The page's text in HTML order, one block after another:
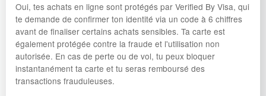
Oui, tes achats en ligne sont protégés par Verified By Visa, qui
te demande de confirmer ton identité via un code à 6 chiffres
avant de finaliser certains achats sensibles. Ta carte est
également protégée contre la fraude et l'utilisation non
autorisée. En cas de perte ou de vol, tu peux bloquer
instantanément ta carte et tu seras remboursé des
transactions frauduleuses.